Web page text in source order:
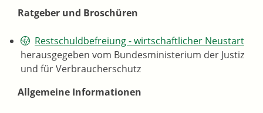
Ratgeber und Broschüren
Restschuldbefreiung - wirtschaftlicher Neustart
herausgegeben vom Bundesministerium der Justiz
und für Verbraucherschutz
Allgemeine Informationen